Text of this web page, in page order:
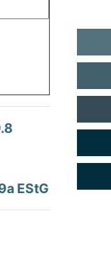
EStG